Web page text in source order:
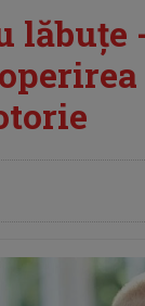
lăbuțe